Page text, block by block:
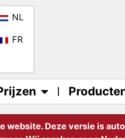
NL
FR
website. Deze versie is